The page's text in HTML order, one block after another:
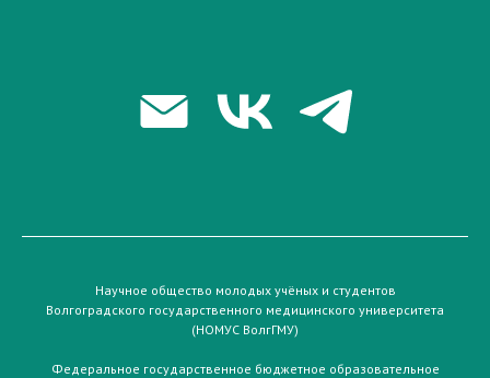
Научное общество молодых учёных и студентов
Волгоградского государственного медицинского университета
(НОМУС ВолгГМУ)
Федеральное государственное бюджетное образовательное